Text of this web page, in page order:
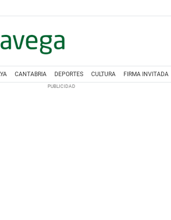
CANTABRIA DEPORTES CULTURA FIRMA INVITADA